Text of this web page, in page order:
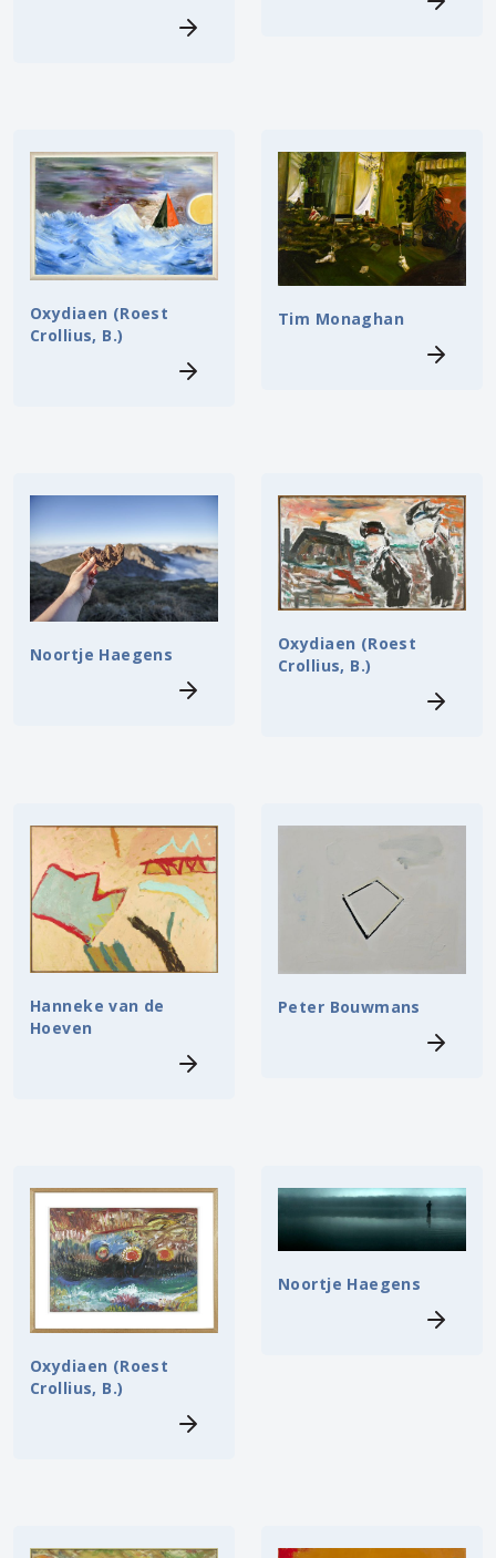
Oxydiaen (Roest
Crollius, B.)
Tim Monaghan
Noortje Haegens
Oxydiaen (Roest
Crollius, B.)
Hanneke van de
Hoeven
Peter Bouwmans
Oxydiaen (Roest
Crollius, B.)
Noortje Haegens